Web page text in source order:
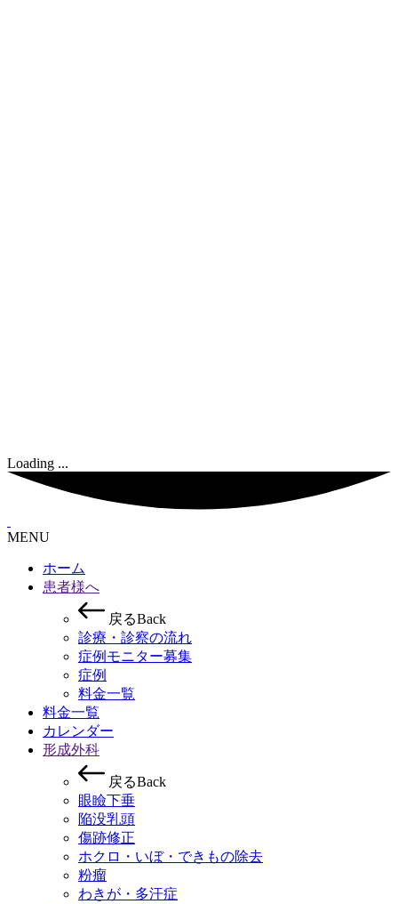
Loading ...
MENU
ホーム
患者様へ
戻るBack
診療・診察の流れ
症例モニター募集
症例
料金一覧
料金一覧
カレンダー
形成外科
戻るBack
眼瞼下垂
陥没乳頭
傷跡修正
ホクロ・いぼ・できもの除去
粉瘤
わきが・多汗症